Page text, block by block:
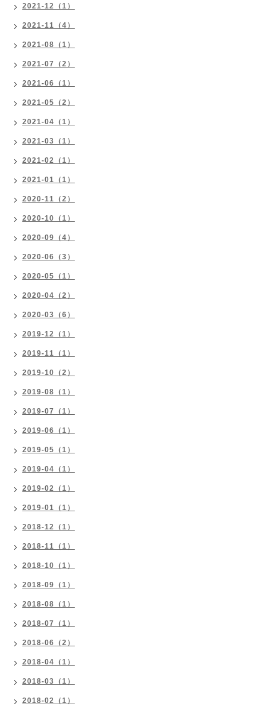
2021-12（1）
2021-11（4）
2021-08（1）
2021-07（2）
2021-06（1）
2021-05（2）
2021-04（1）
2021-03（1）
2021-02（1）
2021-01（1）
2020-11（2）
2020-10（1）
2020-09（4）
2020-06（3）
2020-05（1）
2020-04（2）
2020-03（6）
2019-12（1）
2019-11（1）
2019-10（2）
2019-08（1）
2019-07（1）
2019-06（1）
2019-05（1）
2019-04（1）
2019-02（1）
2019-01（1）
2018-12（1）
2018-11（1）
2018-10（1）
2018-09（1）
2018-08（1）
2018-07（1）
2018-06（2）
2018-04（1）
2018-03（1）
2018-02（1）